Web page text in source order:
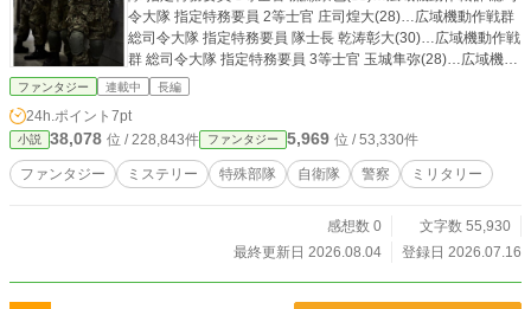
令大隊 指定特務要員 2等士官 庄司煌大(28)…広域機動作戦群
総司令大隊 指定特務要員 隊士長 乾涛彰大(30)…広域機動作戦
群 総司令大隊 指定特務要員 3等士官 玉城隼弥(28)…広域機動
作戦群 総司令大隊 指定特務要員 3等士官 加威綉翔(26)…広域
広域機動作戦群 総司令大隊 指定特務要員 1等士官 寺島歩叶(3
0)…広域機動作戦群 総司令大隊 指定特務要員 3等士官 藤松彰
大(42)…広域機動作戦群 総司令大隊 指定特務要員 3等士官 西
碕斗(35)…広域機動作戦群 総司令大隊 指定特務要員 副統括指
定特務要員 統括指揮官 2等幹士 紫苫裕哉(32)…広域機動作戦
群 第1機動隊 指定救難員 3等士官 薪浦愛希(37)…広域機動作
ファンタジー 連載中 長編
24h.ポイント 7pt
小説 38,078 位 / 228,843件 ファンタジー 5,969 位 / 53,330件
ファンタジー ミステリー 特殊部隊 自衛隊 警察 ミリタリー
感想数 0
文字数 55,930
最終更新日 2026.08.04
登録日 2026.07.16